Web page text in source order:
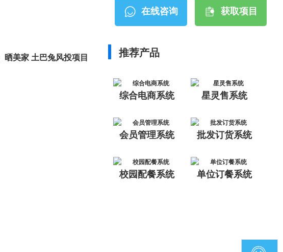
晒美家 土巴兔风投项目
在线咨询
获取项目
推荐产品
综合电商系统 星灵售系统
会员管理系统 批发订货系统
校园配餐系统 单位订餐系统